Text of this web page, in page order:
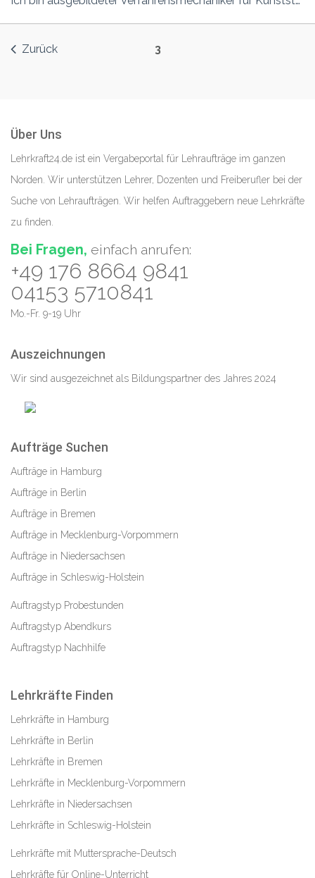
Zurück 3
Über Uns
Lehrkraft24.de ist ein Vergabeportal für Lehraufträge im ganzen
Norden. Wir unterstützen Lehrer, Dozenten und Freiberufler bei der
Suche von Lehraufträgen. Wir helfen Auftraggebern neue Lehrkräfte
zu finden.
Bei Fragen, einfach anrufen:
+49 176 8664 9841
04153 5710841
Mo.-Fr. 9-19 Uhr
Auszeichnungen
Wir sind ausgezeichnet als Bildungspartner des Jahres 2024
Aufträge Suchen
Aufträge in Hamburg
Aufträge in Berlin
Aufträge in Bremen
Aufträge in Mecklenburg-Vorpommern
Aufträge in Niedersachsen
Aufträge in Schleswig-Holstein
Auftragstyp Probestunden
Auftragstyp Abendkurs
Auftragstyp Nachhilfe
Lehrkräfte Finden
Lehrkräfte in Hamburg
Lehrkräfte in Berlin
Lehrkräfte in Bremen
Lehrkräfte in Mecklenburg-Vorpommern
Lehrkräfte in Niedersachsen
Lehrkräfte in Schleswig-Holstein
Lehrkräfte mit Muttersprache-Deutsch
Lehrkräfte für Online-Unterricht